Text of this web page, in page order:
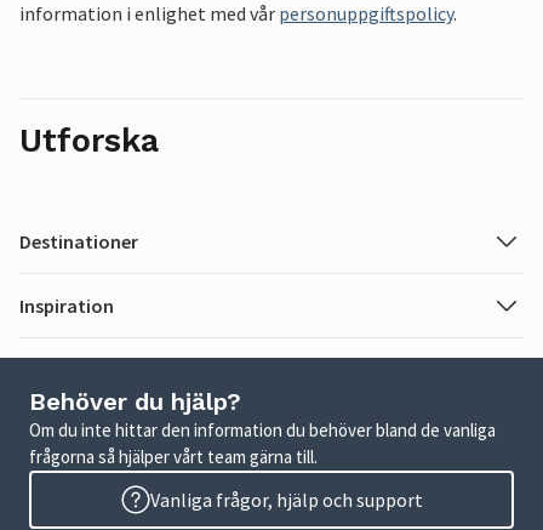
information i enlighet med vår personuppgiftspolicy.
Utforska
Destinationer
Inspiration
Behöver du hjälp?
Om du inte hittar den information du behöver bland de vanliga
frågorna så hjälper vårt team gärna till.
Vanliga frågor, hjälp och support